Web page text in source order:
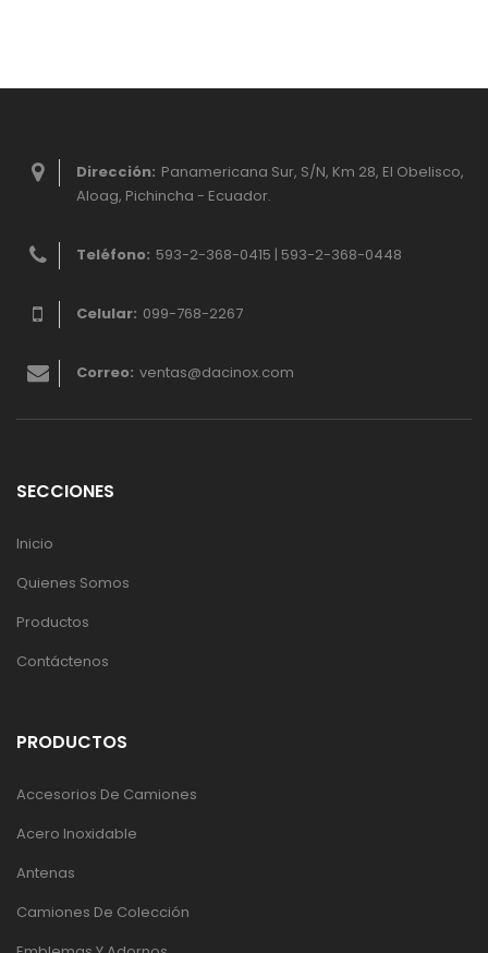
Dirección: Panamericana Sur, S/N, Km 28, El Obelisco,
Aloag, Pichincha - Ecuador.
Teléfono: 593-2-368-0415 | 593-2-368-0448
Celular: 099-768-2267
Correo: ventas@dacinox.com
SECCIONES
Inicio
Quienes Somos
Productos
Contáctenos
PRODUCTOS
Accesorios De Camiones
Acero Inoxidable
Antenas
Camiones De Colección